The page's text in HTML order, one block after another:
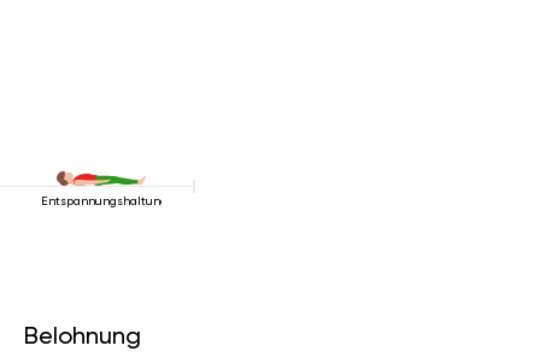
Entspannungshaltung
Belohnung